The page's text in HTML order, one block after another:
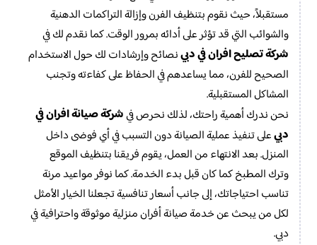
مستقبلاً، حيث نقوم بتنظيف الفرن وإزالة التراكمات الدهنية
والشوائب التي قد تؤثر على أدائه بمرور الوقت. كما نقدم لك في
شركة تصليح افران في دبينصائح وإرشادات لك حول الاستخدام
الصحيح للفرن، مما يساعدهم في الحفاظ على كفاءته وتجنب
المشاكل المستقبلية.
نحن ندرك أهمية راحتك، لذلك نحرص فيشركة صيانة افران في
دبيعلى تنفيذ عملية الصيانة دون التسبب في أي فوضى داخل
المنزل. بعد الانتهاء من العمل، يقوم فريقنا بتنظيف الموقع
وترك المطبخ كما كان قبل بدء الخدمة. كما نوفر مواعيد مرنة
تناسب احتياجاتك، إلى جانب أسعار تنافسية تجعلنا الخيار الأمثل
لكل من يبحث عن خدمة صيانة أفران منزلية موثوقة واحترافية في
دبي.